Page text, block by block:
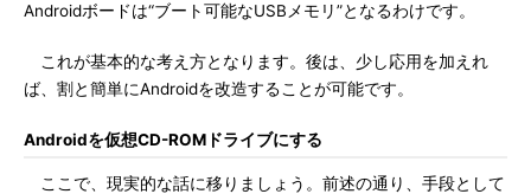
Androidボードは“ブート可能なUSBメモリ”となるわけです。
これが基本的な考え方となります。後は、少し応用を加えれ
ば、割と簡単にAndroidを改造することが可能です。
Androidを仮想CD-ROMドライブにする
ここで、現実的な話に移りましょう。前述の通り、手段として